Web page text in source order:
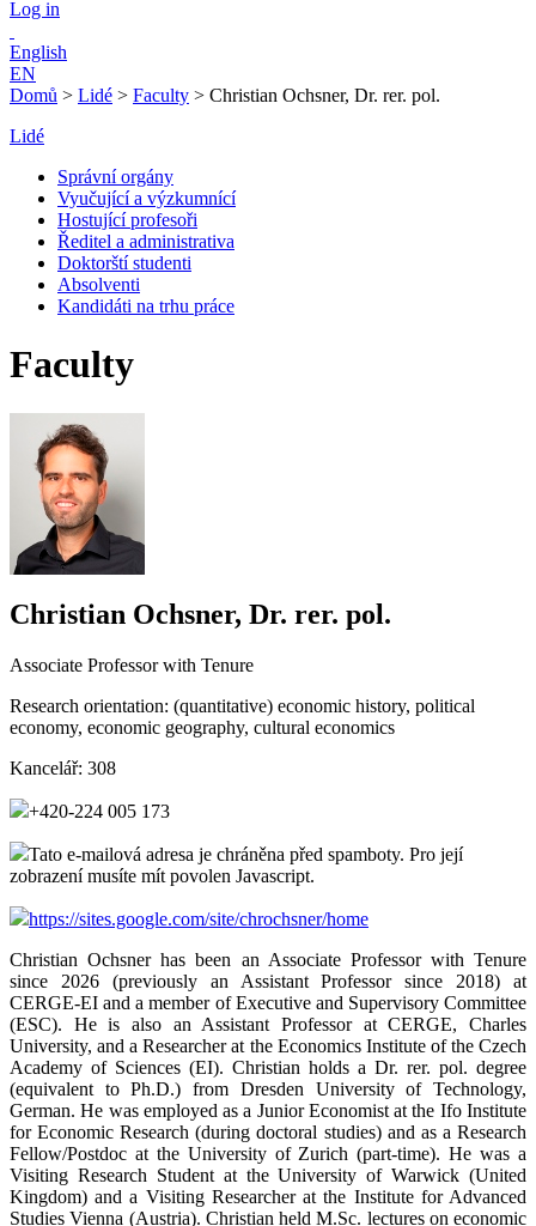
Log in
English
EN
Domů > Lidé > Faculty > Christian Ochsner, Dr. rer. pol.
Lidé
Správní orgány
Vyučující a výzkumnící
Hostující profesoři
Ředitel a administrativa
Doktorští studenti
Absolventi
Kandidáti na trhu práce
Faculty
Christian Ochsner, Dr. rer. pol.
Associate Professor with Tenure
Research orientation: (quantitative) economic history, political
economy, economic geography, cultural economics
Kancelář: 308
+420-224 005 173
Tato e-mailová adresa je chráněna před spamboty. Pro její
zobrazení musíte mít povolen Javascript.
https://sites.google.com/site/chrochsner/home
Christian Ochsner has been an Associate Professor with Tenure
since 2026 (previously an Assistant Professor since 2018) at
CERGE-EI and a member of Executive and Supervisory Committee
(ESC). He is also an Assistant Professor at CERGE, Charles
University, and a Researcher at the Economics Institute of the Czech
Academy of Sciences (EI). Christian holds a Dr. rer. pol. degree
(equivalent to Ph.D.) from Dresden University of Technology,
German. He was employed as a Junior Economist at the Ifo Institute
for Economic Research (during doctoral studies) and as a Research
Fellow/Postdoc at the University of Zurich (part-time). He was a
Visiting Research Student at the University of Warwick (United
Kingdom) and a Visiting Researcher at the Institute for Advanced
Studies Vienna (Austria). Christian held M.Sc. lectures on economic